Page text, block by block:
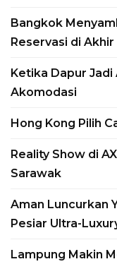
Bangkok
Reservasi di Akhir
Ketika Dapur Jadi
Akomodasi
Hong Kong Pilih
Reality Show di
Sarawak
Aman Luncurkan
Pesiar Ultra-
Lampung Makin
Reality
Kini Jadi
Jelajah
by Yudasmoro
Industri
mengandalkan
yang
Ultimate